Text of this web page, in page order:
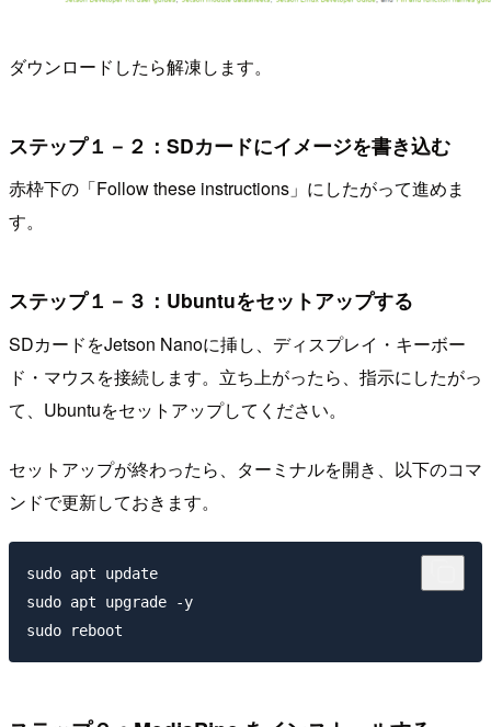
ダウンロードしたら解凍します。
ステップ１－２：SDカードにイメージを書き込む
赤枠下の「Follow these instructions」にしたがって進めま
す。
ステップ１－３：Ubuntuをセットアップする
SDカードをJetson Nanoに挿し、ディスプレイ・キーボー
ド・マウスを接続します。立ち上がったら、指示にしたがっ
て、Ubuntuをセットアップしてください。
セットアップが終わったら、ターミナルを開き、以下のコマ
ンドで更新しておきます。
sudo apt update
sudo apt upgrade -y